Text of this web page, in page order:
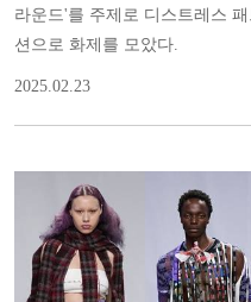
라운드'를 주제로 디스트레스
션으로 화제를 모았다.
2025.02.23